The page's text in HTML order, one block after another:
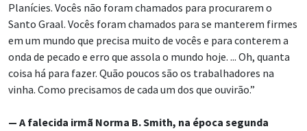
Planícies. Vocês não foram chamados para procurarem o
Santo Graal. Vocês foram chamados para se manterem firmes
em um mundo que precisa muito de vocês e para conterem a
onda de pecado e erro que assola o mundo hoje. ... Oh, quanta
coisa há para fazer. Quão poucos são os trabalhadores na
vinha. Como precisamos de cada um dos que ouvirão.”
— A falecida irmã Norma B. Smith, na época segunda